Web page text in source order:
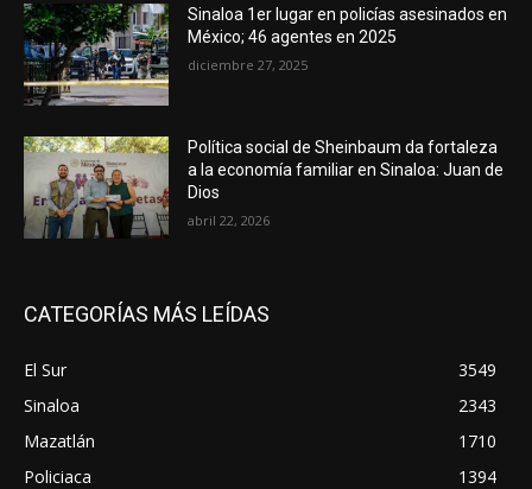
Sinaloa 1er lugar en policías asesinados en
México; 46 agentes en 2025
diciembre 27, 2025
Política social de Sheinbaum da fortaleza
a la economía familiar en Sinaloa: Juan de
Dios
abril 22, 2026
CATEGORÍAS MÁS LEÍDAS
El Sur
3549
Sinaloa
2343
Mazatlán
1710
Policiaca
1394